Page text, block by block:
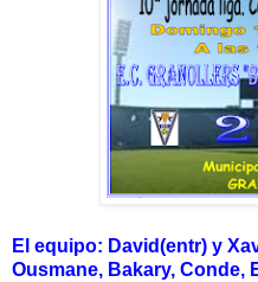
El equipo: David(entr) y
Ousmane, Bakary, Conde,